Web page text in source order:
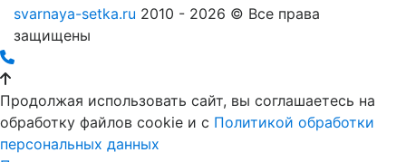
svarnaya-setka.ru 2010 - 2026 © Все права
защищены
Продолжая использовать сайт, вы соглашаетесь на
обработку файлов cookie и c Политикой обработки
персональных данных